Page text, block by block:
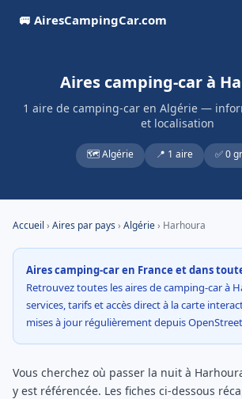
🚐 AiresCampingCar.com
Aires camping-car à
1 aire de camping-car en Algérie —
et localisation
🗺️ Algérie 📍 1 aire ✅ 0
Accueil › Aires par pays› Algérie› Harhoura
Aires camping-car en France et dans
Retrouvez toutes les aires de camping-car à
services, tarifs et accès direct à la carte
mises à jour régulièrement depuis
Vous cherchez où passer la nuit à
y est référencée. Les fiches ci-dessous